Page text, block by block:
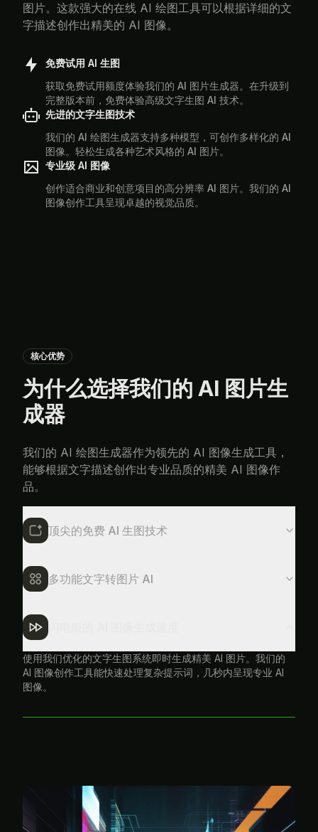
图片。这款强大的在线 AI 绘图工具可以根据详细的文
字描述创作出精美的 AI 图像。
免费试用 AI 生图
获取免费试用额度体验我们的 AI 图片生成器。在升级到
完整版本前，免费体验高级文字生图 AI 技术。
先进的文字生图技术
我们的 AI 绘图生成器支持多种模型，可创作多样化的 AI
图像。轻松生成各种艺术风格的 AI 图片。
专业级 AI 图像
创作适合商业和创意项目的高分辨率 AI 图片。我们的 AI
图像创作工具呈现卓越的视觉品质。
核心优势
为什么选择我们的 AI 图片生
成器
我们的 AI 绘图生成器作为领先的 AI 图像生成工具，
能够根据文字描述创作出专业品质的精美 AI 图像作
品。
顶尖的免费 AI 生图技术
以卓越的品质和精准度创作出令人惊艳的 AI 图像。